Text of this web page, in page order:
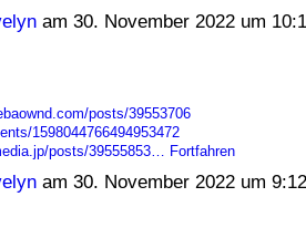
am 30. November 2022 um
posts/39553706
1598044766494953472
posts/39555853…
Fortfahren
am 30. November 2022 um